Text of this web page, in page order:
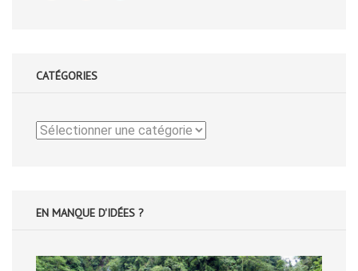
CATÉGORIES
Catégories
EN MANQUE D'IDÉES ?